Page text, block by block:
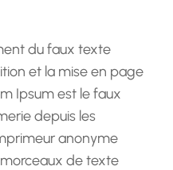
du faux texte
et la mise en page
Ipsum est le faux
depuis les
anonyme
de texte